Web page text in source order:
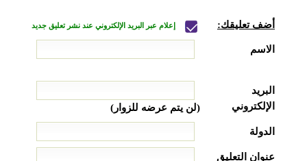
أضف تعليقك: إعلام عبر البريد الإلكتروني عند نشر تعليق جديد
الاسم
البريد
الإلكتروني
(لن يتم عرضه للزوار)
الدولة
عنوان التعليق